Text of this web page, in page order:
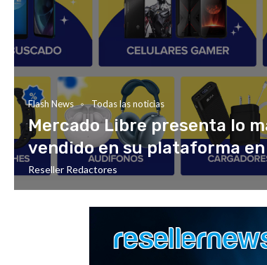
Flash News Todas las noticias
Mercado Libre presenta lo
vendido en su plataforma
Reseller Redactores